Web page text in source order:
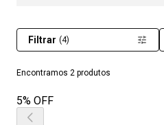
Encontramos 2 produtos
Filtrar (4)
5% OFF